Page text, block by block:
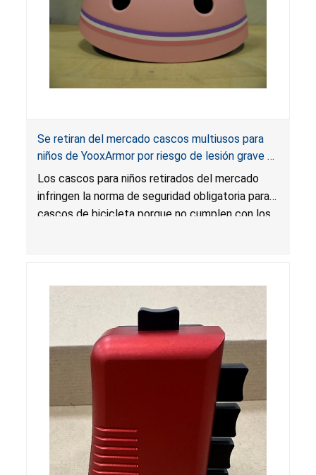
Se retiran del mercado cascos multiusos para
niños de YooxArmor por riesgo de lesión grave o
muerte por lesión en la cabeza; infringen la
norma obligatoria para cascos de bicicleta;
vendidos en Amazon por YooxArmor
Los cascos para niños retirados del mercado
infringen la norma de seguridad obligatoria para
cascos de bicicleta porque no cumplen con los
en caso de colisión, lo que presenta un riesgo
grave de lesión o muerte por lesión en la